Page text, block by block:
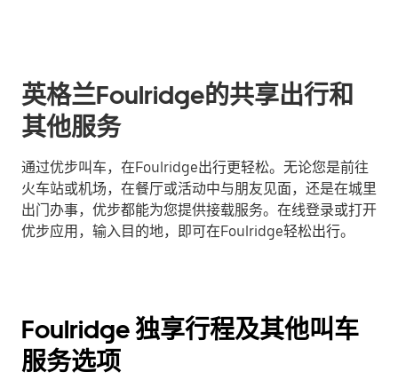
英格兰Foulridge的共享出行和
其他服务
通过优步叫车，在Foulridge出行更轻松。无论您是前往
火车站或机场，在餐厅或活动中与朋友见面，还是在城里
出门办事，优步都能为您提供接载服务。在线登录或打开
优步应用，输入目的地，即可在Foulridge轻松出行。
Foulridge 独享行程及其他叫车
服务选项